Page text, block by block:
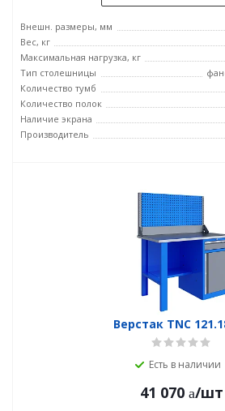
Внешн. размеры, мм
Вес, кг
Максимальная нагрузка, кг
Тип столешницы
Количество тумб
Количество полок
Наличие экрана
Производитель
Верстак TNC
Есть в наличии
41 070 /шт